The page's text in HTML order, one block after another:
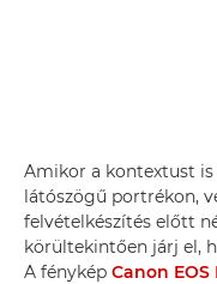
Amikor a kontextust
látószögű portrékon,
felvételkészítés előtt
körültekintően járj el,
A fénykép Canon EOS